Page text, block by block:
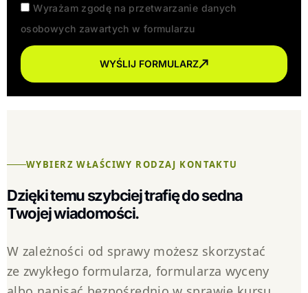
Wyrażam zgodę na przetwarzanie danych
osobowych zawartych w formularzu
WYŚLIJ FORMULARZ
WYBIERZ WŁAŚCIWY RODZAJ KONTAKTU
Dzięki temu szybciej trafię do sedna
Twojej wiadomości.
W zależności od sprawy możesz skorzystać
ze zwykłego formularza, formularza wyceny